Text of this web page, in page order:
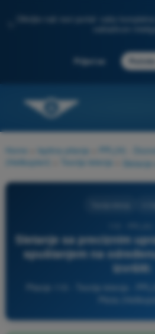
Otkrijte naš novi portal: vaša
Prijavi se
Home Ispitna pitanja
PPL(H) -
(Helikopteri)
Teorija letenja
Sletanje sa preciznim
spuštanjem na
izvršiti: